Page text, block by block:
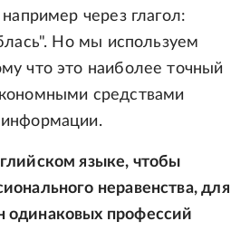
через глагол:
Но мы используем
что это наиболее точный
средствами
языке, чтобы
неравенства, для
профессий